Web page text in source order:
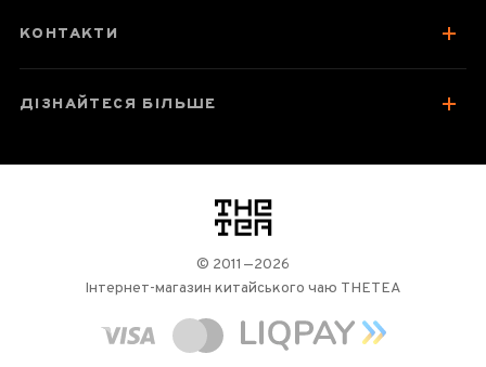
КОНТАКТИ
ДІЗНАЙТЕСЯ БІЛЬШЕ
логотип
© 2011—2026
Інтернет-магазин китайського чаю THETEA